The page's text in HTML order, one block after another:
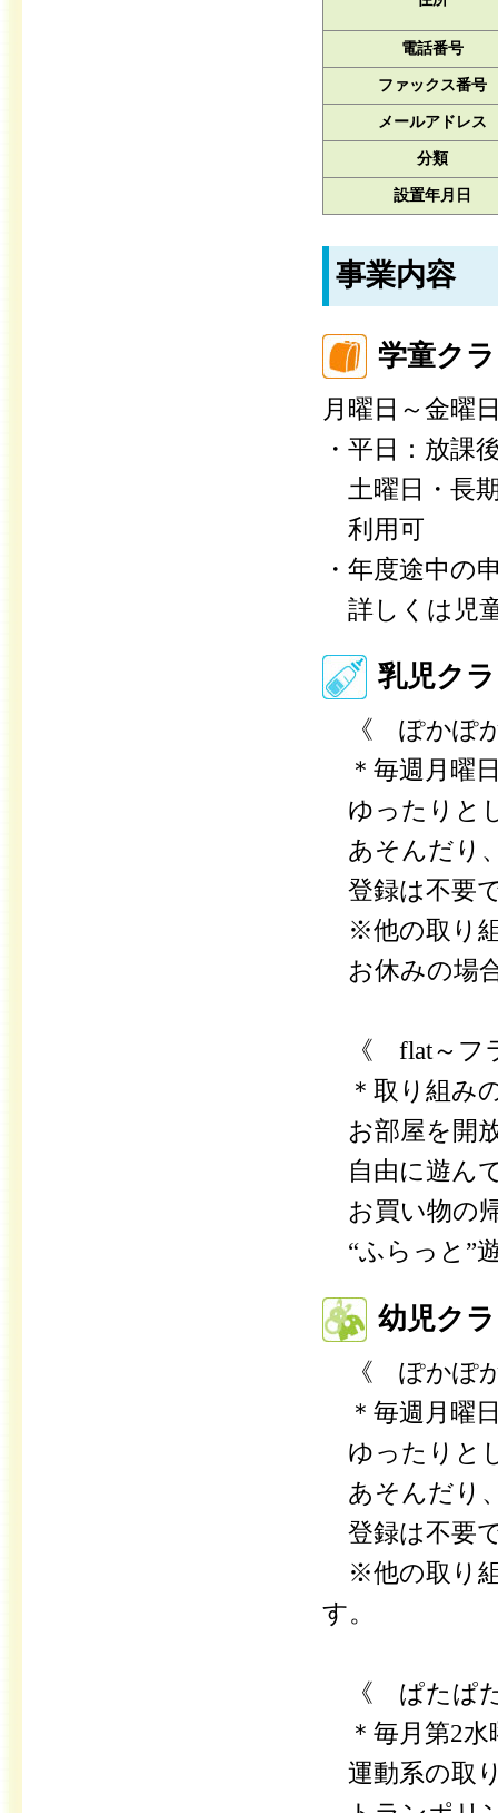
電話番号
ファックス番号
メールアドレス
分類
設置年月日
事業内容
学童ク
月曜日～金曜
・平日：放課
土曜日・長
利用可
・年度途中の
詳しくは児
乳児ク
《 ぽかぽ
＊毎週月曜
ゆったりと
あそんだり
登録は不要
※他の取り組
お休みの場
《 flat～フ
＊取り組み
お部屋を開
自由に遊ん
お買い物の
“ふらっと”
幼児ク
《 ぽかぽ
＊毎週月曜
ゆったりと
あそんだり
登録は不要
※他の取り組
す。
《 ぱたぱ
＊毎月第2水
運動系の取